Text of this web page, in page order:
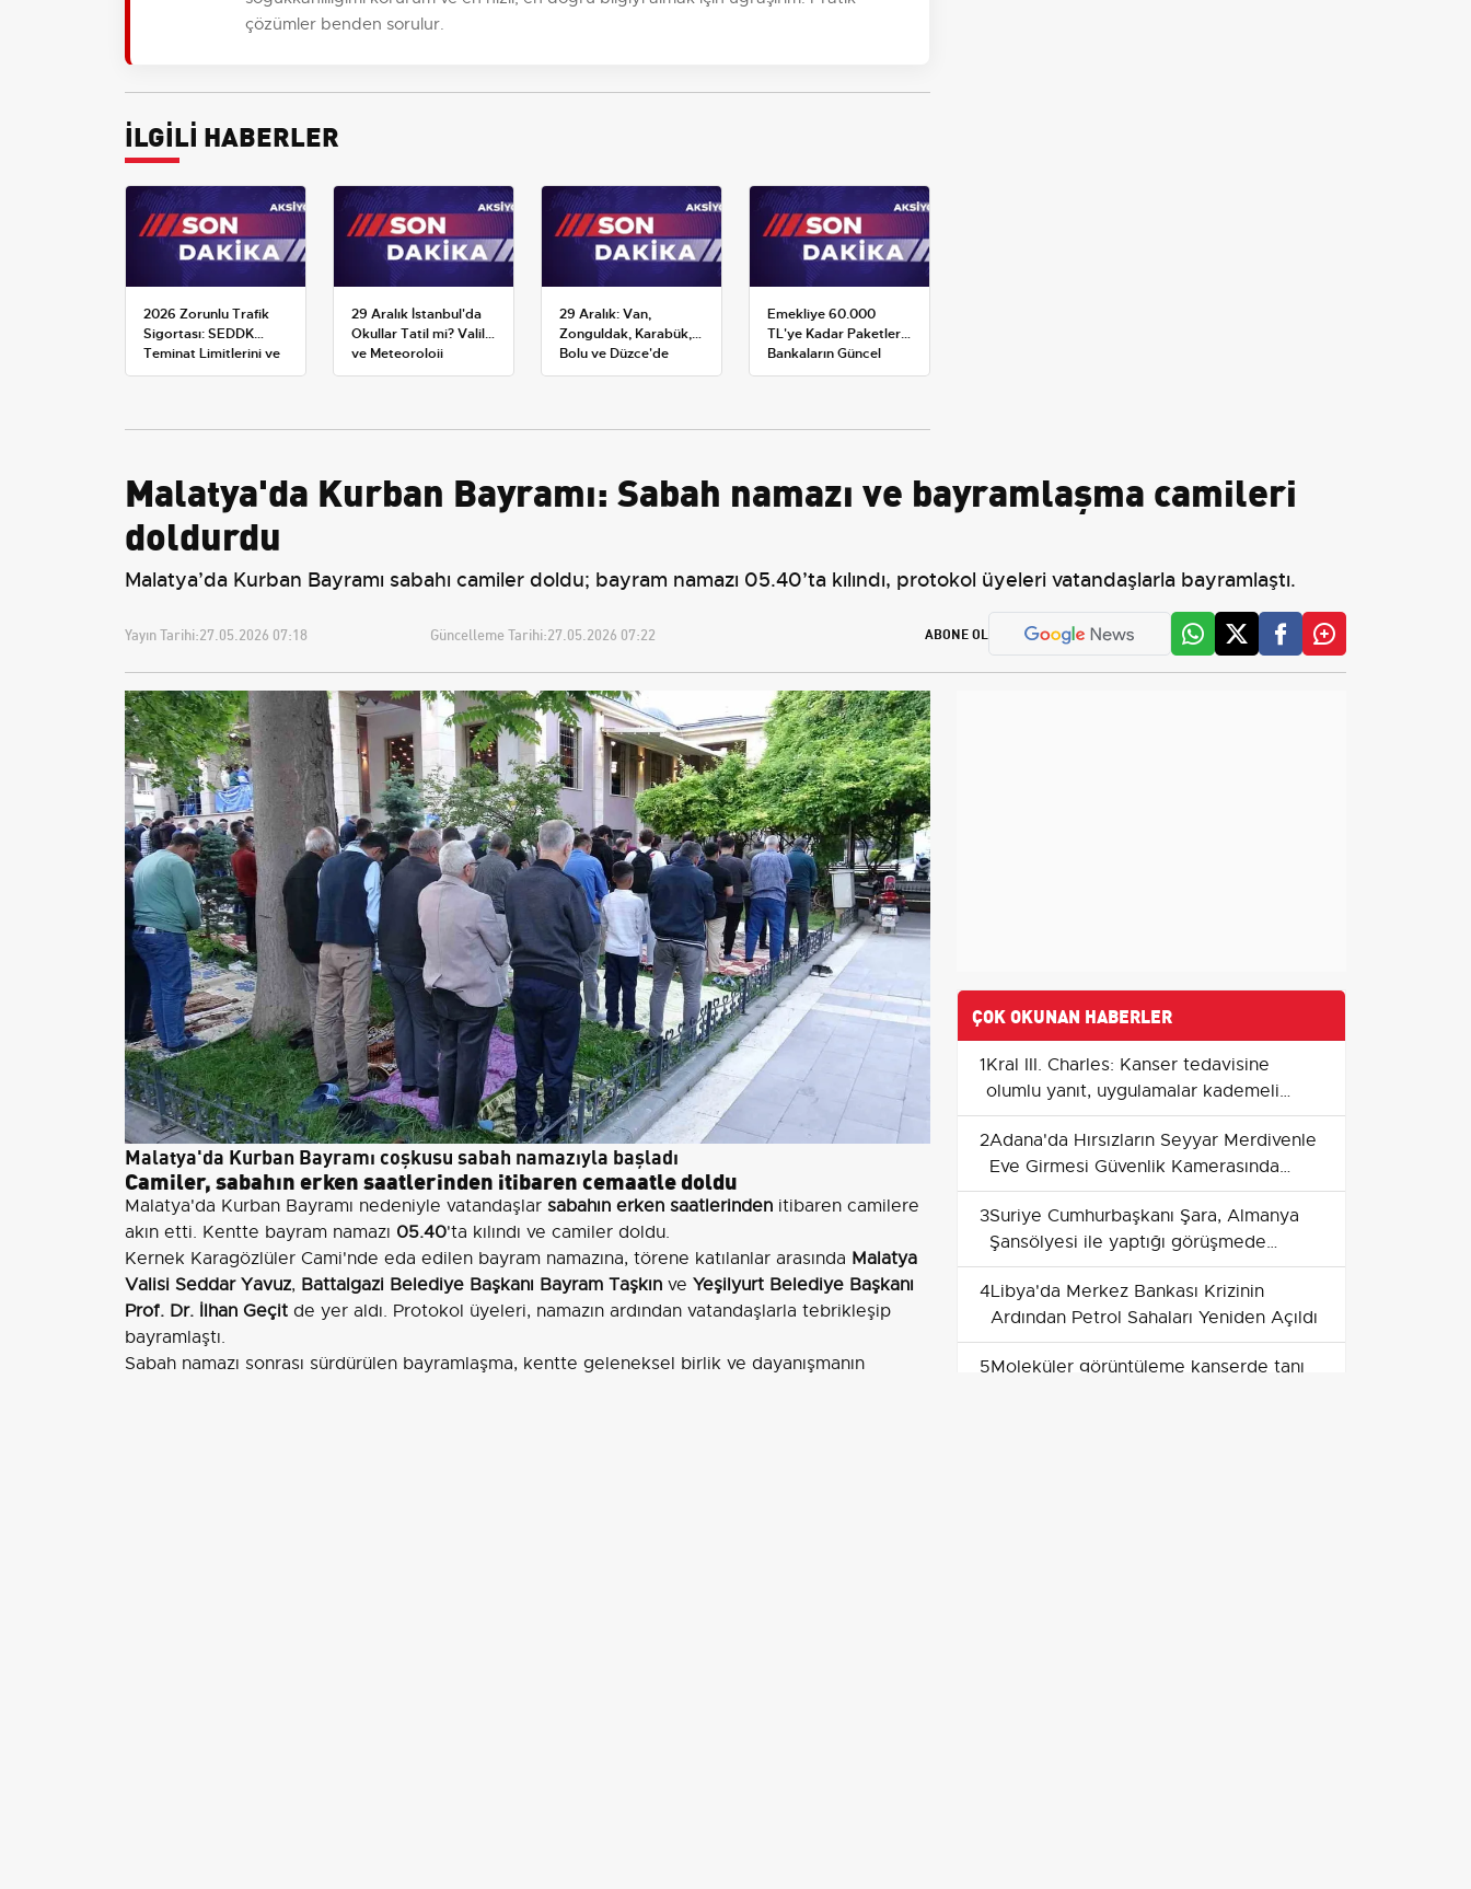
çözümler benden sorulur.
İLGİLİ HABERLER
2026 Zorunlu Trafik
Sigortası: SEDDK
Teminat Limitlerini ve
Çoklu Araç Tarifesini
29 Aralık İstanbul'da
Okullar Tatil mi? Valilik
ve Meteoroloji
Açıklamaları
29 Aralık: Van,
Zonguldak, Karabük,
Bolu ve Düzce'de
okullar tatil —
Emekliye 60.000
TL'ye Kadar Paketler:
Bankaların Güncel
Promosyon ve Ek
Malatya'da Kurban Bayramı: Sabah namazı ve bayramlaşma camileri
doldurdu
Malatya’da Kurban Bayramı sabahı camiler doldu; bayram namazı 05.40’ta kılındı, protokol üyeleri vatandaşlarla bayramlaştı.
Yayın Tarihi:27.05.2026 07:18 Güncelleme Tarihi:27.05.2026 07:22 ABONE OL
Malatya'da Kurban Bayramı coşkusu sabah namazıyla başladı
Camiler, sabahın erken saatlerinden itibaren cemaatle doldu
Malatya'da Kurban Bayramı nedeniyle vatandaşlar sabahın erken saatlerinden itibaren camilere
akın etti. Kentte bayram namazı 05.40'ta kılındı ve camiler doldu.
Kernek Karagözlüler Cami'nde eda edilen bayram namazına, törene katılanlar arasında Malatya
Valisi Seddar Yavuz, Battalgazi Belediye Başkanı Bayram Taşkın ve Yeşilyurt Belediye Başkanı
Prof. Dr. İlhan Geçit de yer aldı. Protokol üyeleri, namazın ardından vatandaşlarla tebrikleşip
bayramlaştı.
Sabah namazı sonrası sürdürülen bayramlaşma, kentte geleneksel birlik ve dayanışmanın
ÇOK OKUNAN HABERLER
1Kral III. Charles: Kanser tedavisine
olumlu yanıt, uygulamalar kademeli
olarak azaltılacak
2Adana'da Hırsızların Seyyar Merdivenle
Eve Girmesi Güvenlik Kamerasında
Kaydedildi
3Suriye Cumhurbaşkanı Şara, Almanya
Şansölyesi ile yaptığı görüşmede
yaptırımların kaldırılmasının önemini
vurguladı
4Libya'da Merkez Bankası Krizinin
Ardından Petrol Sahaları Yeniden Açıldı
5Moleküler görüntüleme kanserde tanı